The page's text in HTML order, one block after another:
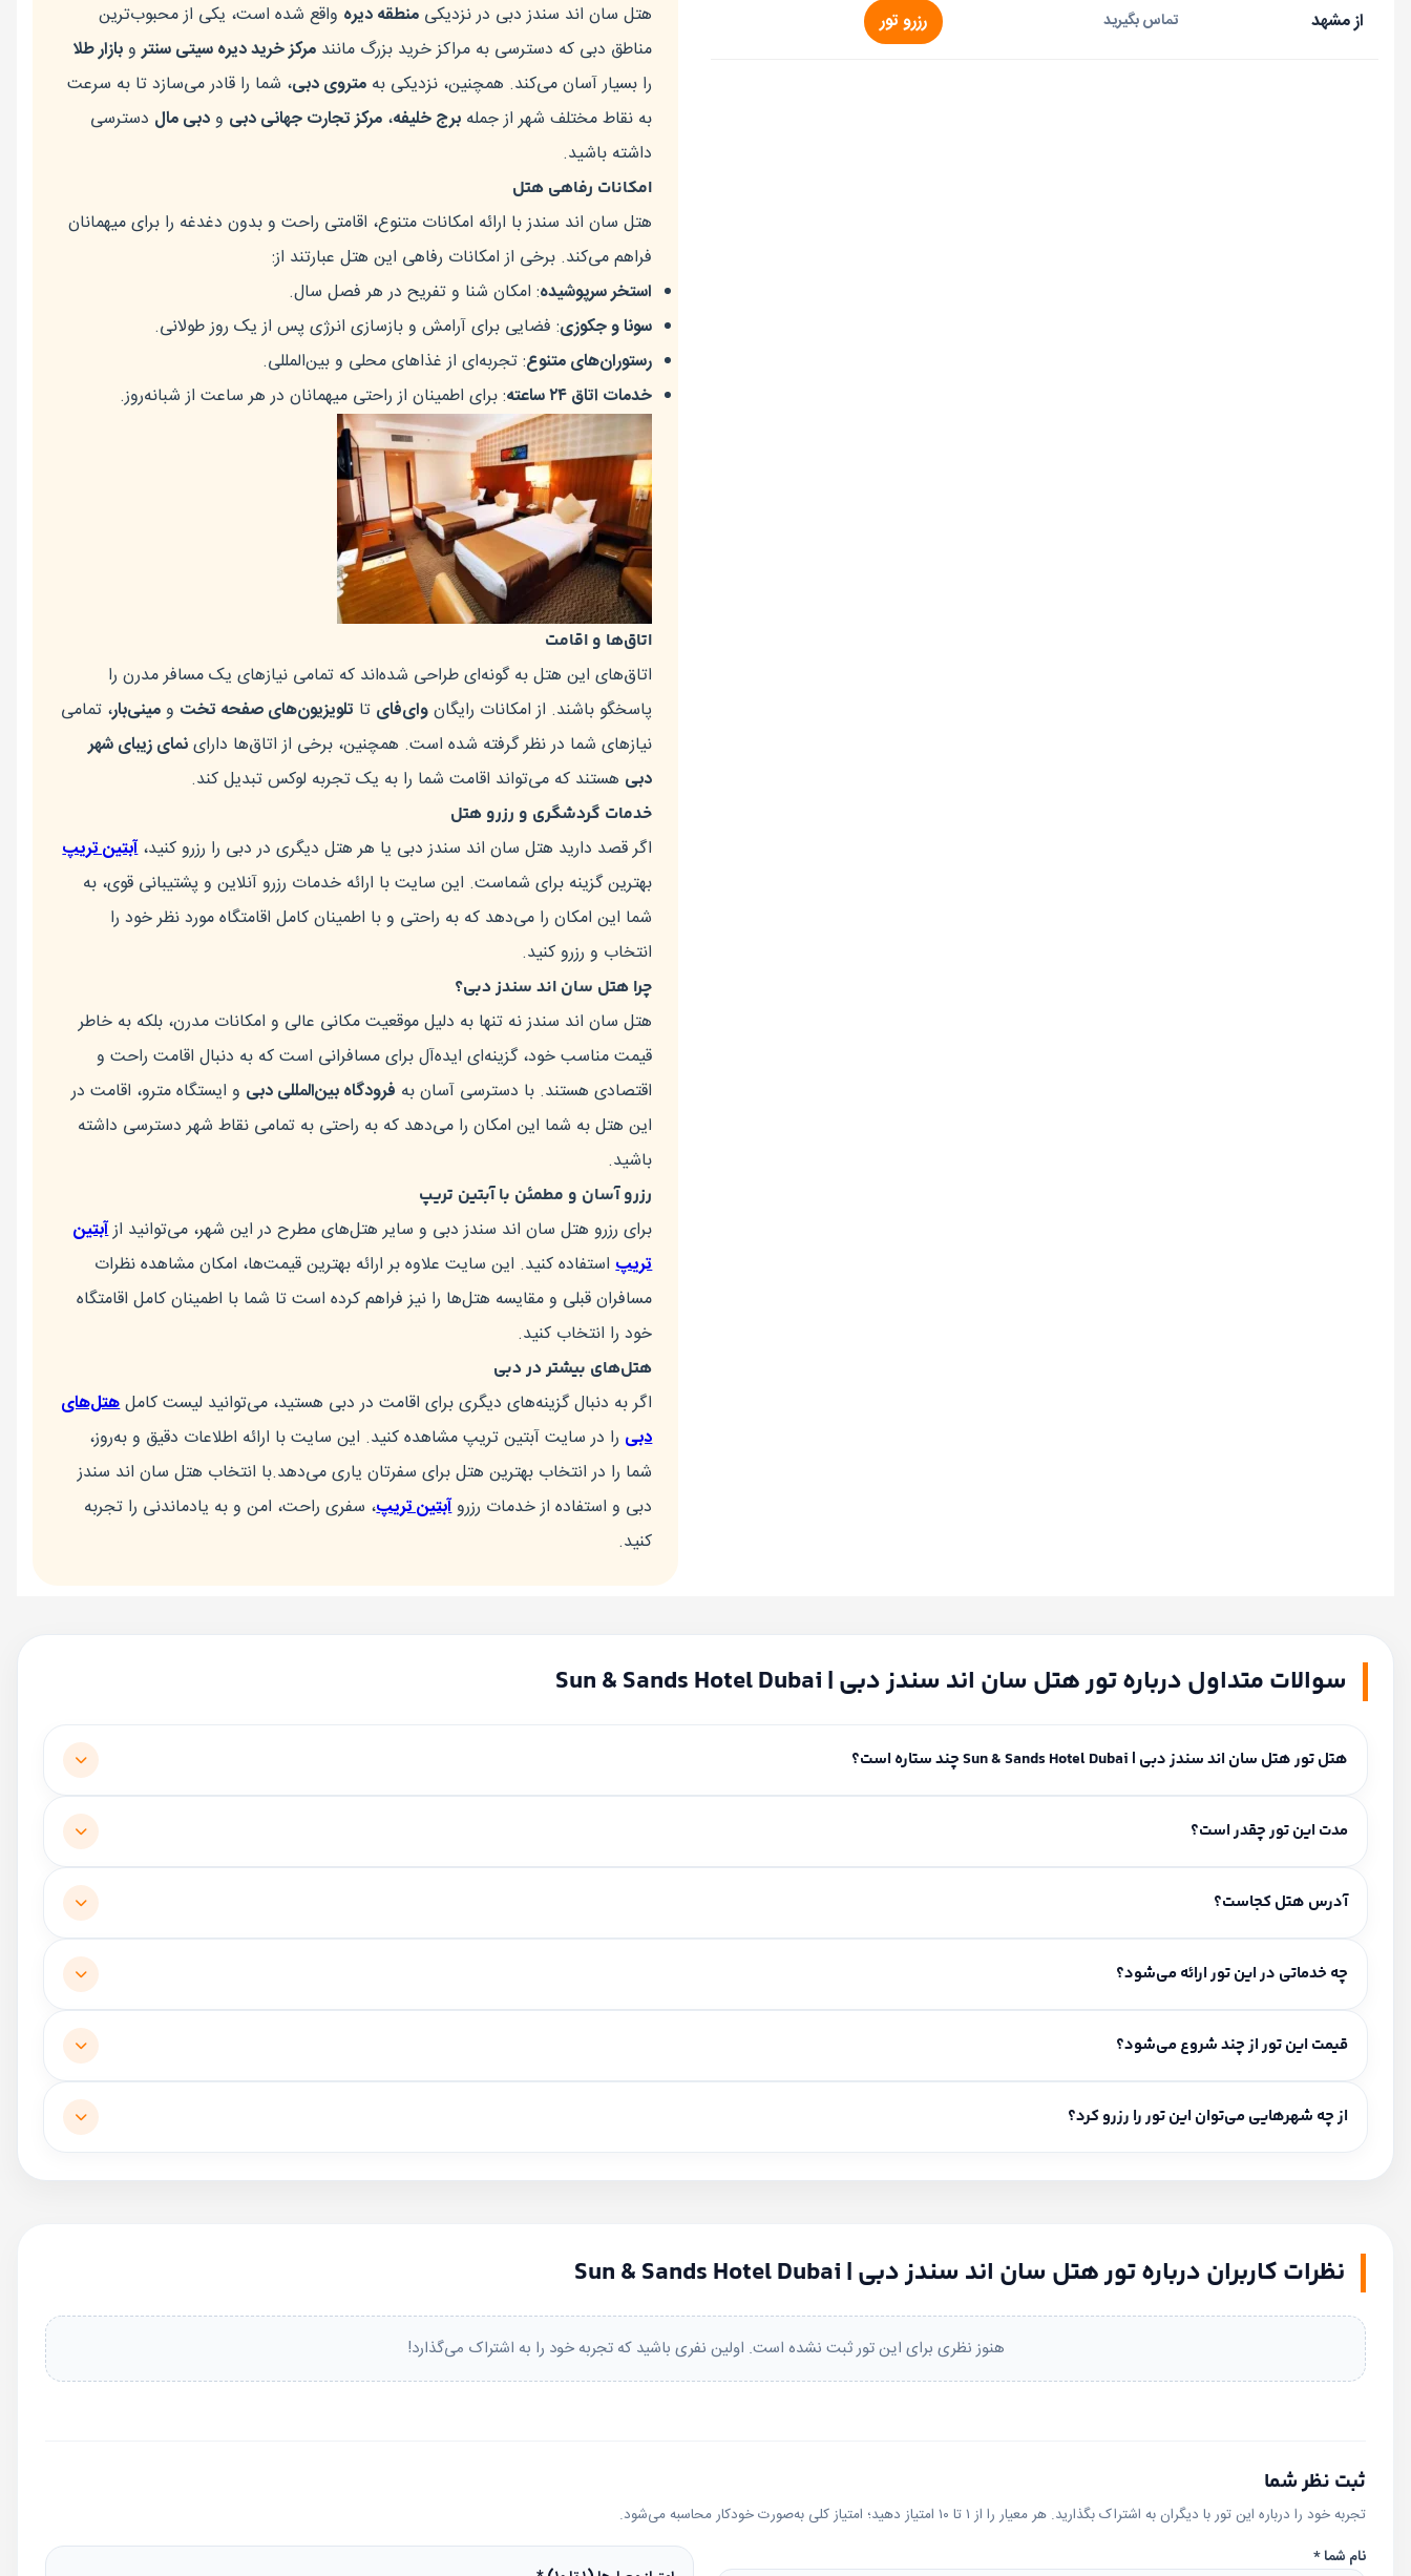
از مشهد تماس بگیرید رزرو تور هتل سان اند سندز دبی در نزدیکی منطقه دیره واقع شده است، یکی از محبوب‌ترین
مناطق دبی که دسترسی به مراکز خرید بزرگ مانند مرکز خرید دیره سیتی سنتروبازار طلا
را بسیار آسان می‌کند. همچنین، نزدیکی به متروی دبی، شما را قادر می‌سازد تا به سرعت
به نقاط مختلف شهر از جمله برج خلیفه، مرکز تجارت جهانی دبی ودبی مال دسترسی
داشته باشید.
امکانات رفاهی هتل
هتل سان اند سندز با ارائه امکانات متنوع، اقامتی راحت و بدون دغدغه را برای میهمانان
فراهم می‌کند. برخی از امکانات رفاهی این هتل عبارتند از:
استخر سرپوشیده: امکان شنا و تفریح در هر فصل سال.
سونا و جکوزی: فضایی برای آرامش و بازسازی انرژی پس از یک روز طولانی.
رستوران‌های متنوع: تجربه‌ای از غذاهای محلی و بین‌المللی.
خدمات اتاق ۲۴ ساعته
: برای اطمینان از راحتی میهمانان در هر ساعت از شبانه‌روز.
اتاق‌ها و اقامت
اتاق‌های این هتل به گونه‌ای طراحی شده‌اند که تمامی نیازهای یک مسافر مدرن را
پاسخگو باشند. از امکانات رایگانوای‌فای تا تلویزیون‌های صفحه تخت ومینی‌بار، تمامی
نیازهای شما در نظر گرفته شده است. همچنین، برخی از اتاق‌ها داراینمای زیبای شهر
دبی هستند که می‌تواند اقامت شما را به یک تجربه لوکس تبدیل کند.
خدمات گردشگری و رزرو هتل
اگر قصد دارید هتل سان اند سندز دبی یا هر هتل دیگری در دبی را رزرو کنید،آبتین تریپ
بهترین گزینه برای شماست. این سایت با ارائه خدمات رزرو آنلاین و پشتیبانی قوی، به
شما این امکان را می‌دهد که به راحتی و با اطمینان کامل اقامتگاه مورد نظر خود را
انتخاب و رزرو کنید.
چرا هتل سان اند سندز دبی؟
هتل سان اند سندز نه تنها به دلیل موقعیت مکانی عالی و امکانات مدرن، بلکه به خاطر
قیمت مناسب خود، گزینه‌ای ایده‌آل برای مسافرانی است که به دنبال اقامت راحت و
اقتصادی هستند. با دسترسی آسان به فرودگاه بین‌المللی دبی و ایستگاه مترو، اقامت در
این هتل به شما این امکان را می‌دهد که به راحتی به تمامی نقاط شهر دسترسی داشته
باشید.
رزرو آسان و مطمئن با آبتین تریپ
برای رزرو هتل سان اند سندز دبی و سایر هتل‌های مطرح در این شهر، می‌توانید ازآبتین
تریپاستفاده کنید. این سایت علاوه بر ارائه بهترین قیمت‌ها، امکان مشاهده نظرات
مسافران قبلی و مقایسه هتل‌ها را نیز فراهم کرده است تا شما با اطمینان کامل اقامتگاه
خود را انتخاب کنید.
هتل‌های بیشتر در دبی
اگر به دنبال گزینه‌های دیگری برای اقامت در دبی هستید، می‌توانید لیست کاملهتل‌های
دبی را در سایت آبتین تریپ مشاهده کنید. این سایت با ارائه اطلاعات دقیق و به‌روز،
شما را در انتخاب بهترین هتل برای سفرتان یاری می‌دهد.با انتخاب هتل سان اند سندز
دبی و استفاده از خدمات رزروآبتین تریپ، سفری راحت، امن و به یادماندنی را تجربه
کنید.
سوالات متداول درباره تور هتل سان اند سندز دبی | Sun & Sands Hotel Dubai
هتل تور هتل سان اند سندز دبی | Sun & Sands Hotel Dubai چند ستاره است؟
این هتل ۴ ستاره است.
مدت این تور چقدر است؟
مدت اقامت و برنامه سفر: ۲ شب و ۳ روز.
آدرس هتل کجاست؟
34 B Street, Deira Dubai
چه خدماتی در این تور ارائه می‌شود؟
خدمات شامل: صبحانه رایگان، ترنسفر استقبال، گشت شهری.
قیمت این تور از چند شروع می‌شود؟
برای استعلام قیمت این تور با کارشناسان ما تماس بگیرید.
از چه شهرهایی می‌توان این تور را رزرو کرد؟
نظرات کاربران درباره تور هتل سان اند سندز دبی | Sun & Sands Hotel Dubai
هنوز نظری برای این تور ثبت نشده است. اولین نفری باشید که تجربه خود را به اشتراک می‌گذارد!
ثبت نظر شما
تجربه خود را درباره این تور با دیگران به اشتراک بگذارید. هر معیار را از ۱ تا ۱۰ امتیاز دهید؛ امتیاز کلی به‌صورت خودکار محاسبه می‌شود.
نام شما*